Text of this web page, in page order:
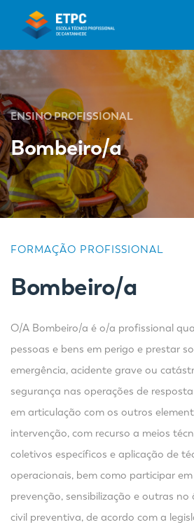
ENSINO PROFISSIONAL
Bombeiro/a
FORMAÇÃO PROFISSIONAL
Bombeiro/a
O/A Bombeiro/a é o/a profissional
pessoas e bens em perigo e prestar
emergência, acidente grave ou
segurança nas operações de
em articulação com os outros
intervenção, com recurso a meios
coletivos específicos e aplicação de
operacionais, bem como participar
prevenção, sensibilização e outras
civil preventiva, de acordo com a